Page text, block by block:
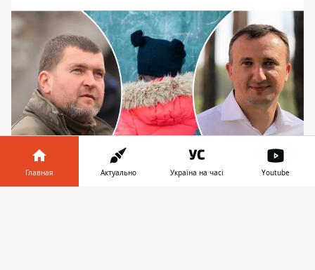
Конфликт между действующим городским
Главная Актуально Україна на часі Youtube